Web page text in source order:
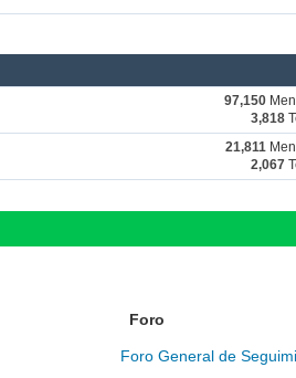
97,150
3,818
21,811
2,067
Foro
Foro General de